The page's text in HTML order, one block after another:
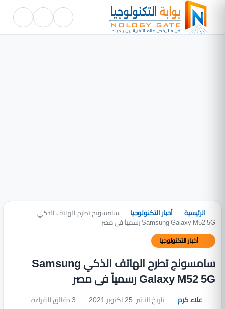
الرئيسية أخبار التكنولوجيا سامسونج تطرح الهاتف الذكي
Samsung Galaxy M52 5G رسمياً فى مصر
أخبار التكنولوجيا
سامسونج تطرح الهاتف الذكي Samsung
Galaxy M52 5G رسمياً فى مصر
علاء كرم تاريخ النشر: 25 اكتوبر 2021